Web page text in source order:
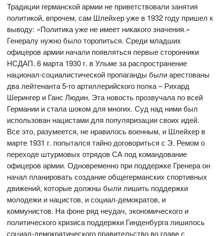
Традиции германской армии не приветствовали занятия
политикой, впрочем, сам Шлейхер уже в 1932 году пришел к
выводу: «Политика уже не имеет никакого значения.»
Генералу нужно было торопиться. Среди младших
офицеров армии начали появляться первые сторонники
НСДАП. 6 марта 1930 г. в Ульме за распространение
национал-социалистической пропаганды были арестованы
два лейтенанта 5-го артиллерийского полка – Рихард
Шерингер и Ганс Людин. Эта новость прозвучала по всей
Германии и стала шоком для многих. Суд над ними был
использован нацистами для популяризации своих идей.
Все это, разумеется, не нравилось военным, и Шлейхер в
марте 1931 г. попытался тайно договориться с Э. Ремом о
переходе штурмовых отрядов СА под командование
офицеров армии. Одновременно при поддержке Гренера он
начал планировать создание общегерманских спортивных
движений, которые должны были лишить поддержки
молодежи и нацистов, и социал-демократов, и
коммунистов. На фоне ряд неудач, экономического и
политического кризиса поддержки Гинденбурга лишилось
социал-демократического правительство во главе с